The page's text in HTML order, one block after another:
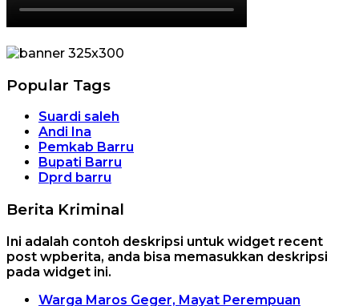
Popular Tags
Suardi saleh
Andi Ina
Pemkab Barru
Bupati Barru
Dprd barru
Berita Kriminal
Ini adalah contoh deskripsi untuk widget recent
post wpberita, anda bisa memasukkan deskripsi
pada widget ini.
Warga Maros Geger, Mayat Perempuan